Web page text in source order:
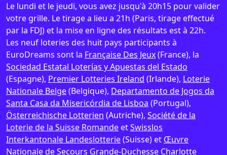
Le lundi et le jeudi, vous avez jusqu'à 20h15 pour valider
votre grille. Le tirage a lieu a 21h (Paris, tirage effectué
par la FDJ) et la mise en ligne des résultats est à 22h.
Les neuf loteries des huit pays participants à
EuroDreams sont la Française Des Jeux(France), la
Sociedad Estatal Loterías y Apuestas del Estado
(Espagne), Premier Lotteries Ireland (Irlande), Loterie
Nationale Belge(Belgique), Departamento de Jogos da
Santa Casa da Misericórdia de Lisboa (Portugal),
Österreichische Lotterien (Autriche), Société de la
Loterie de la Suisse Romande etSwisslos
Interkantonale Landeslotterie(Suisse) et Œuvre
Nationale de Secours Grande-Duchesse Charlotte